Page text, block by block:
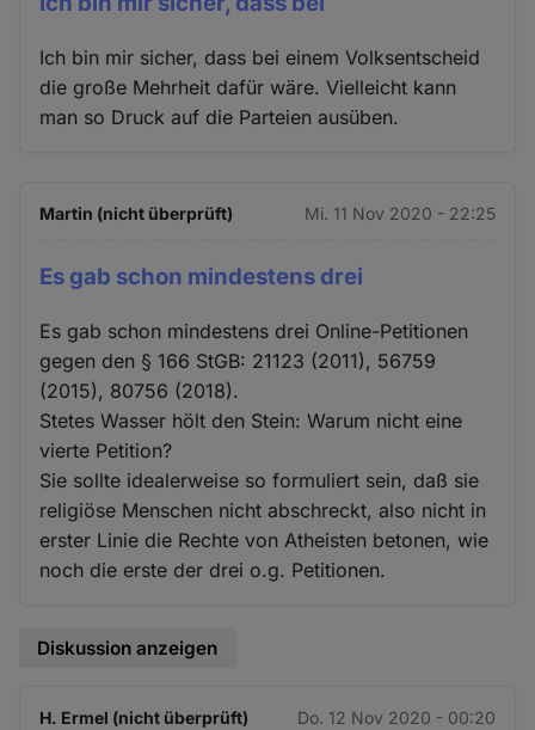
Ich bin mir sicher, dass bei einem Volksentscheid
die große Mehrheit dafür wäre. Vielleicht kann
man so Druck auf die Parteien ausüben.
Martin (nicht überprüft) Mi. 11 Nov 2020 - 22:25
Es gab schon mindestens drei
Es gab schon mindestens drei Online-Petitionen
gegen den § 166 StGB: 21123 (2011), 56759
(2015), 80756 (2018).
Stetes Wasser hölt den Stein: Warum nicht eine
vierte Petition?
Sie sollte idealerweise so formuliert sein, daß sie
religiöse Menschen nicht abschreckt, also nicht in
erster Linie die Rechte von Atheisten betonen, wie
noch die erste der drei o.g. Petitionen.
Diskussion anzeigen
H. Ermel (nicht überprüft) Do. 12 Nov 2020 - 00:20